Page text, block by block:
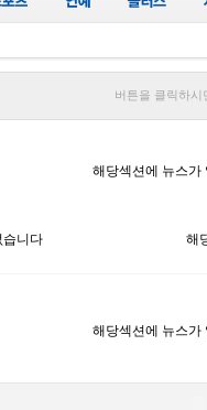
버튼을 클릭하시
해당섹션에 뉴스가
습니다 해
해당섹션에 뉴스가